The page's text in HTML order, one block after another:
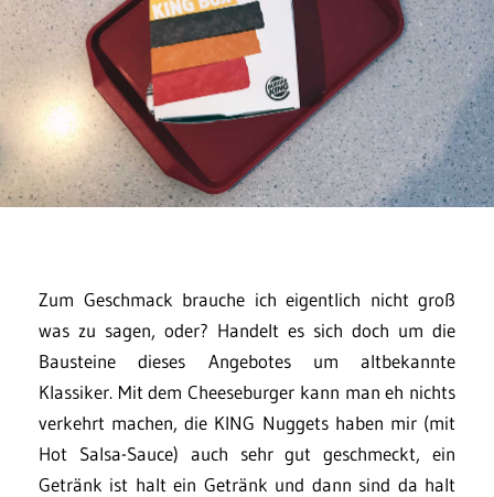
Zum Geschmack brauche ich eigentlich nicht groß
was zu sagen, oder? Handelt es sich doch um die
Bausteine dieses Angebotes um altbekannte
Klassiker. Mit dem Cheeseburger kann man eh nichts
verkehrt machen, die KING Nuggets haben mir (mit
Hot Salsa-Sauce) auch sehr gut geschmeckt, ein
Getränk ist halt ein Getränk und dann sind da halt